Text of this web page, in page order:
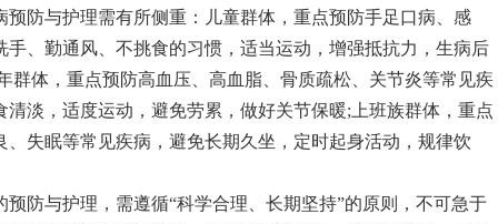
预防与护理需有所侧重：儿童群体，重点预防手足口病、感
手、勤通风、不挑食的习惯，适当运动，增强抵抗力，生病后
群体，重点预防高血压、高血脂、骨质疏松、关节炎等常见疾
淡，适度运动，避免劳累，做好关节保暖;上班族群体，重点
失眠等常见疾病，避免长期久坐，定时起身活动，规律饮
防与护理，需遵循“科学合理、长期坚持”的原则，不可急于